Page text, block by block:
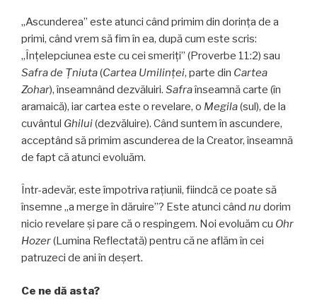
„Ascunderea” este atunci când primim din dorința de a
primi, când vrem să fim în ea, după cum este scris:
„Înțelepciunea este cu cei smeriţi” (Proverbe 11:2) sau
Safrade Țniuta(Cartea Umilinței, parte din Cartea
Zohar), înseamnând dezvăluiri. Safraînseamnă carte (în
aramaică), iar cartea este o revelare, o Megila(sul), de la
cuvântul Ghilui(dezvăluire). Când suntem în ascundere,
acceptând să primim ascunderea de la Creator, înseamnă
de fapt că atunci evoluăm.
Într-adevăr, este împotriva raţiunii, fiindcă ce poate să
însemne „a merge în dăruire”? Este atunci când nu dorim
nicio revelare și pare că o respingem. Noi evoluăm cu Ohr
Hozer(Lumina Reflectată) pentru că ne aflăm în cei
patruzeci de ani în deșert.
Ce ne dă asta?